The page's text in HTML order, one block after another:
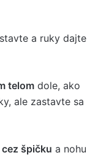
a ruky dajte
telom dole, ako
ale zastavte sa
špičku a nohu